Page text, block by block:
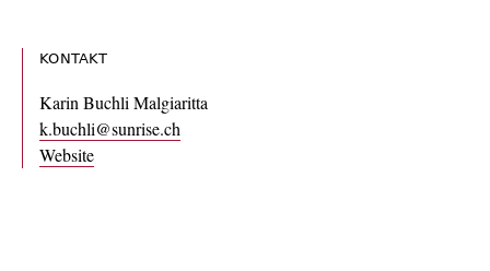
KONTAKT
Karin Buchli Malgiaritta
k.buchli@sunrise.ch
Website